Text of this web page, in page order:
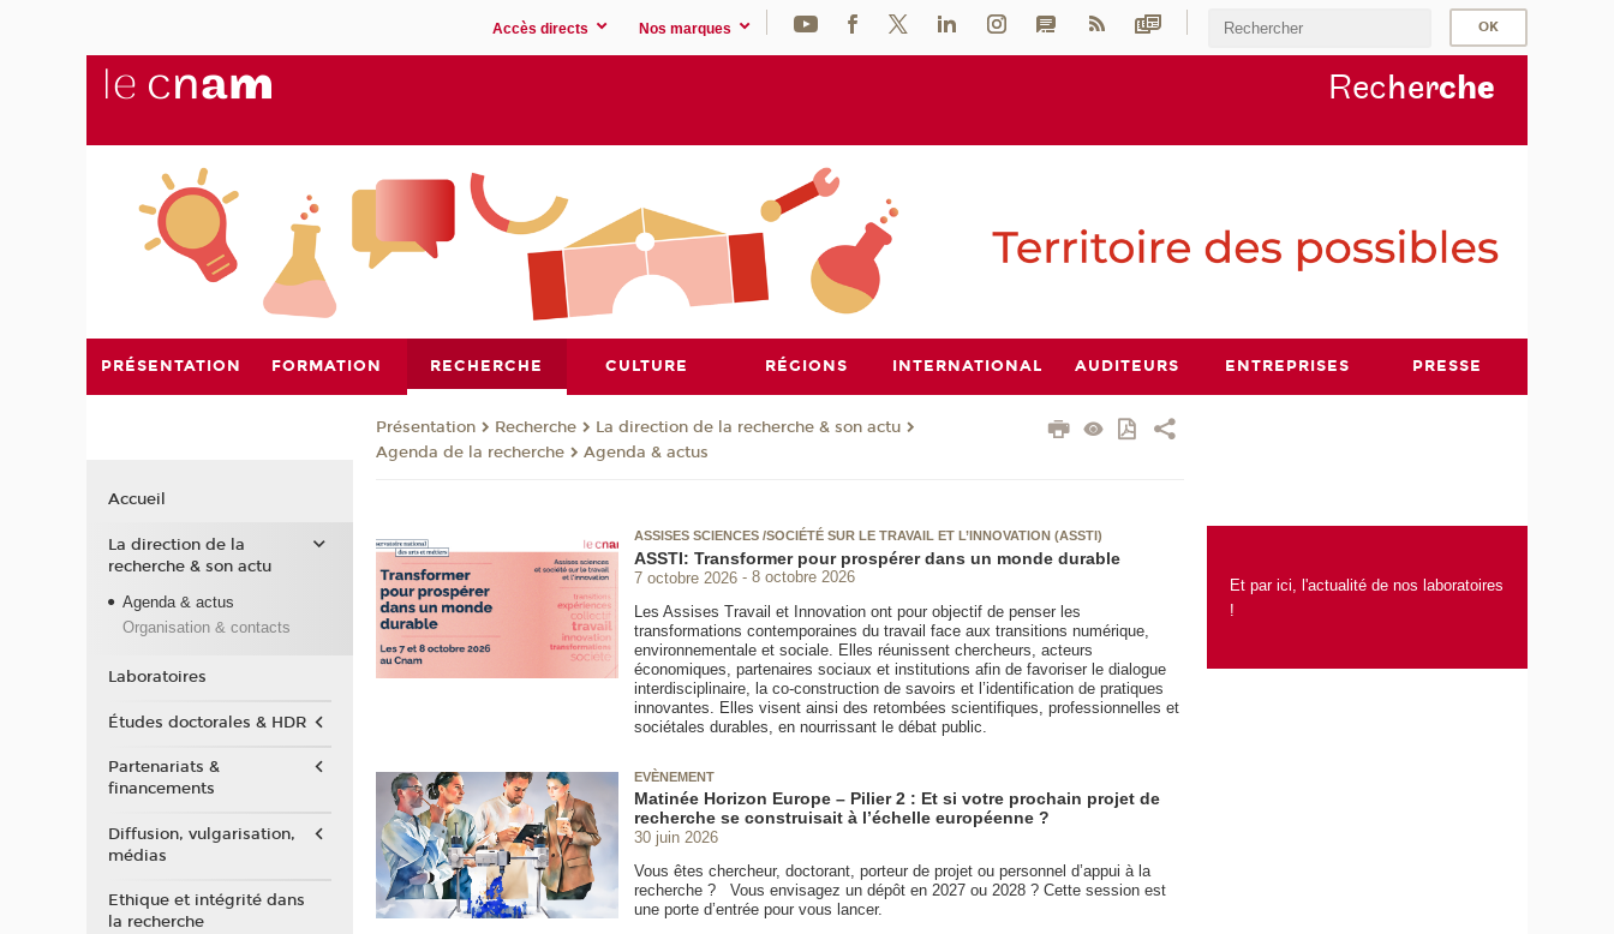
Accès directs Nos marques
Recherche
PRÉSENTATION FORMATION RECHERCHE CULTURE RÉGIONS INTERNATIONAL AUDITEURS ENTREPRISES PRESSE
Présentation Recherche
La direction de la recherche & son actu
Agenda de la recherche
Agenda & actus
ASSISES SCIENCES /SOCIÉTÉ SUR LE TRAVAIL ET L’INNOVATION (ASSTI)
ASSTI: Transformer pour prospérer dans un monde durable
7 octobre 2026
8 octobre 2026
Les Assises Travail et Innovation ont pour objectif de penser les
transformations contemporaines du travail face aux transitions numérique,
environnementale et sociale. Elles réunissent chercheurs, acteurs
économiques, partenaires sociaux et institutions afin de favoriser le dialogue
interdisciplinaire, la co-construction de savoirs et l’identification de pratiques
innovantes. Elles visent ainsi des retombées scientifiques, professionnelles et
sociétales durables, en nourrissant le débat public.
EVÈNEMENT
Matinée Horizon Europe – Pilier 2 : Et si votre prochain projet de
recherche se construisait à l’échelle européenne ?
30 juin 2026
Vous êtes chercheur, doctorant, porteur de projet ou personnel d’appui à la
recherche ? Vous envisagez un dépôt en 2027 ou 2028 ? Cette session est
une porte d’entrée pour vous lancer.
Et par ici, l'actualité de nos laboratoires
!
Accueil
La direction de la
recherche & son actu
Agenda & actus
Organisation & contacts
Laboratoires
Études doctorales & HDR
Partenariats &
financements
Diffusion, vulgarisation,
médias
Ethique et intégrité dans
la recherche